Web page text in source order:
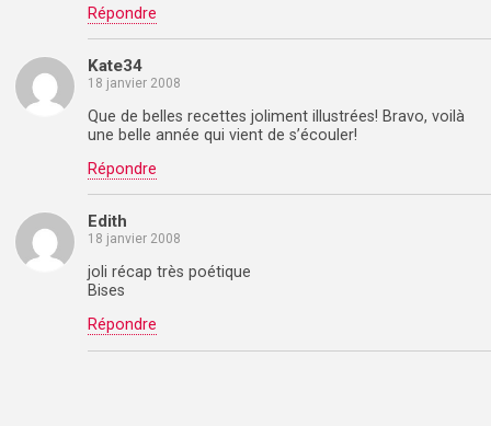
Répondre
Kate34
18 janvier 2008
Que de belles recettes joliment illustrées! Bravo, voilà
une belle année qui vient de s’écouler!
Répondre
Edith
18 janvier 2008
joli récap très poétique
Bises
Répondre